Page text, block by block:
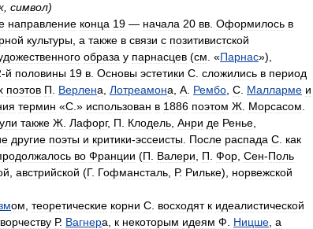
символ)
направление конца 19 — начала 20 вв Оформилось в
культуры а также в связи с позитивистской
образа у парнасцев (см . «Парнас»),
-й половины 19 в Основы эстетики С сложились в период
поэтов П Верлена Лотреамона А Рембо С Малларме и
термин «С .» использован в 1886 поэтом Ж Морсасом
также Ж Лафорг, П Клодель Анри де Ренье
другие поэты и критики-эссеисты После распада С как
во Франции (П Валери П Фор Сен-Поль
австрийской (Г. Гофмансталь Р. Рильке), норвежской
ом теоретические корни С восходят к идеалистической
Р. Вагнера к некоторым идеям Ф Ницше а